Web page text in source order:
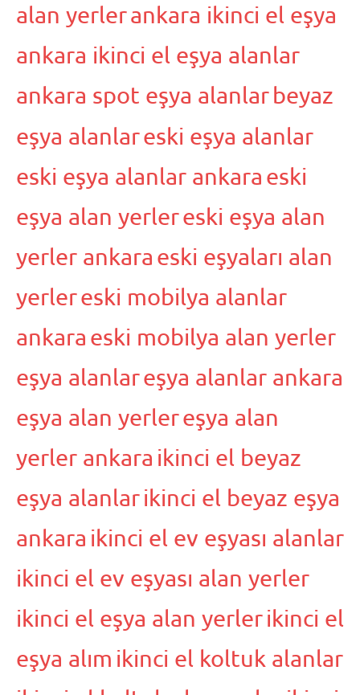
alan yerlerankara ikinci el eşya
ankara ikinci el eşya alanlar
ankara spot eşya alanlarbeyaz
eşya alanlareski eşya alanlar
eski eşya alanlar ankara eski
eşya alan yerlereski eşya alan
yerler ankara eski eşyaları alan
yerlereski mobilya alanlar
ankara eski mobilya alan yerler
eşya alanlareşya alanlar ankara
eşya alan yerlereşya alan
yerler ankara ikinci el beyaz
eşya alanlarikinci el beyaz eşya
ankara ikinci el ev eşyası alanlar
ikinci el ev eşyası alan yerler
ikinci el eşya alan yerlerikinci el
eşya alım ikinci el koltuk alanlar